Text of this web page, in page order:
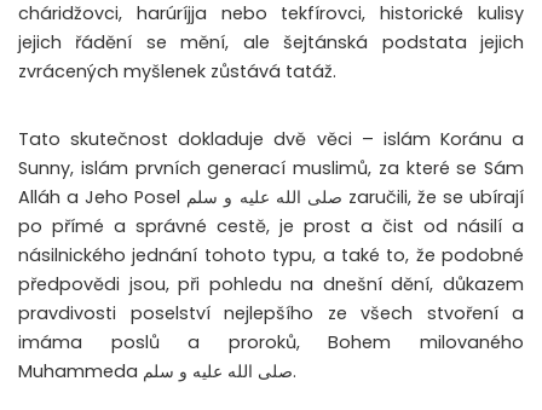
cháridžovci, harúríjja nebo tekfírovci, historické kulisy
jejich řádění se mění, ale šejtánská podstata jejich
zvrácených myšlenek zůstává tatáž.
Tato skutečnost dokladuje dvě věci – islám Koránu a
Sunny, islám prvních generací muslimů, za které se Sám
Alláh a Jeho Posel صلى الله عليه و سلم zaručili, že se ubírají
po přímé a správné cestě, je prost a čist od násilí a
násilnického jednání tohoto typu, a také to, že podobné
předpovědi jsou, při pohledu na dnešní dění, důkazem
pravdivosti poselství nejlepšího ze všech stvoření a
imáma poslů a proroků, Bohem milovaného
Muhammeda صلى الله عليه و سلم.